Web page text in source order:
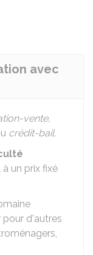
avec
vente,
crédit-bail.
à un prix fixé
pour d'autres